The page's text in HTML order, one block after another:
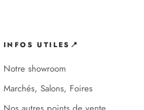
INFOS UTILES📍
Notre showroom
Marchés, Salons, Foires